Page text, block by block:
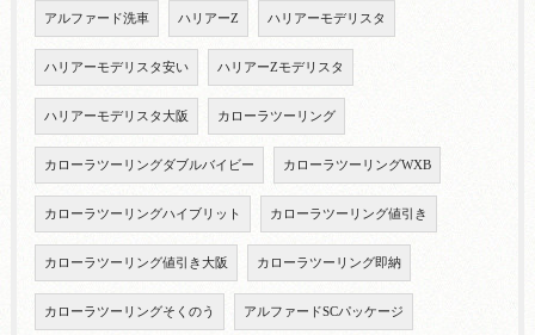
アルファード洗車 ハリアーZ ハリアーモデリスタ
ハリアーモデリスタ安い ハリアーZモデリスタ
ハリアーモデリスタ大阪 カローラツーリング
カローラツーリングダブルバイビー カローラツーリングWXB
カローラツーリングハイブリット カローラツーリング値引き
カローラツーリング値引き大阪 カローラツーリング即納
カローラツーリングそくのう アルファードSCパッケージ